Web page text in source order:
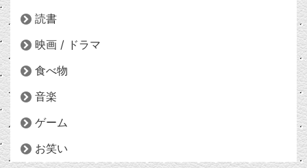
読書
映画 / ドラマ
食べ物
音楽
ゲーム
お笑い